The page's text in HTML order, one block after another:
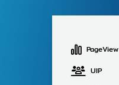
PageView
UIP